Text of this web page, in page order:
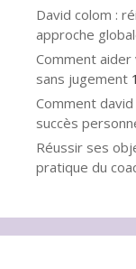
David colom :
approche
Comment
sans jugement
Comment
succès
Réussir ses
pratique du